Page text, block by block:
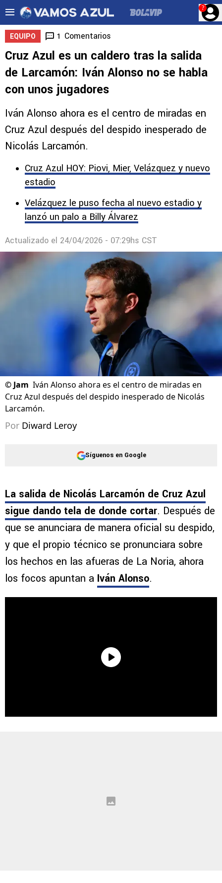
?
EQUIPO 1 Comentarios
Cruz Azul es un caldero tras la salida
de Larcamón: Iván Alonso no se habla
con unos jugadores
Iván Alonso ahora es el centro de miradas en
Cruz Azul después del despido inesperado de
Nicolás Larcamón.
Cruz Azul HOY: Piovi, Mier, Velázquez y nuevo
estadio
Velázquez le puso fecha al nuevo estadio y
lanzó un palo a Billy Álvarez
Actualizado el 24/04/2026 - 07:29hs CST
©Jam Iván Alonso ahora es el centro de miradas en
Cruz Azul después del despido inesperado de Nicolás
Larcamón.
Por Diward Leroy
Síguenos en Google
La salida de Nicolás Larcamón de Cruz Azul
sigue dando tela de donde cortar. Después de
que se anunciara de manera oficial su despido,
y que el propio técnico se pronunciara sobre
los hechos en las afueras de La Noria, ahora
los focos apuntan a Iván Alonso.